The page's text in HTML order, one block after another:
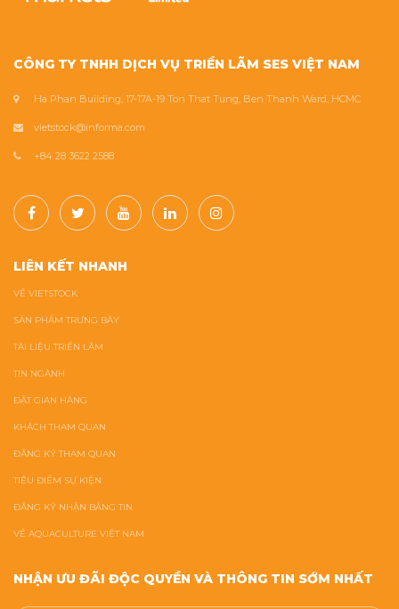
CÔNG TY TNHH DỊCH VỤ TRIỂN LÃM SES VIỆT NAM
Ha Phan Building, 17-17A-19 Ton That Tung, Ben Thanh Ward, HCMC
vietstock@informa.com
+84 28 3622 2588
LIÊN KẾT NHANH
VỀ VIETSTOCK
SẢN PHẨM TRƯNG BÀY
TÀI LIỆU TRIỂN LÃM
TIN NGÀNH
ĐẶT GIAN HÀNG
KHÁCH THAM QUAN
ĐĂNG KÝ THAM QUAN
TIÊU ĐIỂM SỰ KIỆN
ĐĂNG KÝ NHẬN BẢNG TIN
VỀ AQUACULTURE VIỆT NAM
NHẬN ƯU ĐÃI ĐỘC QUYỀN VÀ THÔNG TIN SỚM NHẤT